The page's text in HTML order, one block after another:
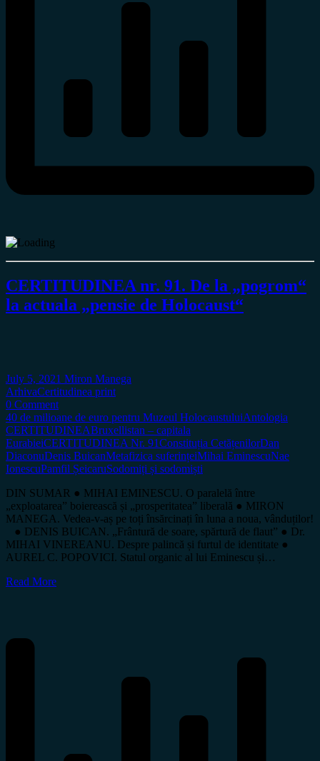
CERTITUDINEA nr. 91. De la „pogrom“
la actuala „pensie de Holocaust“
July 5, 2021 Miron Manega
ArhivaCertitudinea print
0 Comment
40 de milioane de euro pentru Muzeul HolocaustuluiAntologia
CERTITUDINEABruxellistan – capitala
EurabieiCERTITUDINEA Nr. 91Constituția CetățenilorDan
DiaconuDenis BuicanMetafizica suferințeiMihai EminescuNae
IonescuPamfil ȘeicaruSodomiți și sodomiști
DIN SUMAR ● MIHAI EMINESCU. O paralelă între
„exploatarea” boierească și „prosperitatea” liberală ● MIRON
MANEGA. Vedea-v-aș pe toți însărcinați în luna a noua, vânduților!
● DENIS BUICAN. „Frântură de soare, spărtură de flaut” ● Dr.
MIHAI VINEREANU. Despre palincă și furtul de identitate ●
AUREL C. POPOVICI. Statul organic al lui Eminescu și…
Read More